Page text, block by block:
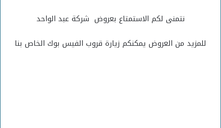
نتمنى لكم الاستمتاع بعروض شركة عبد الواحد
للمزيد من العروض يمكنكم زيارة قروب الفيس بوك الخاص بنا